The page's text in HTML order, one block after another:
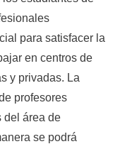
para satisfacer la
en centros de
y privadas. La
profesores
del área de
se podrá